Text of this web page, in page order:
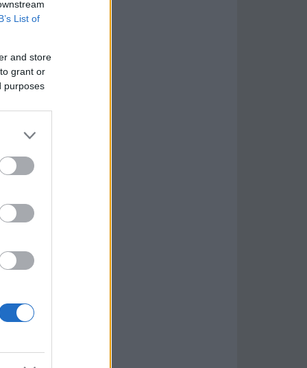
List of
and store
grant or
purposes